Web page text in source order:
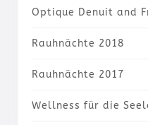
Optique Denuit and
Rauhnächte 2018
Rauhnächte 2017
Wellness für die